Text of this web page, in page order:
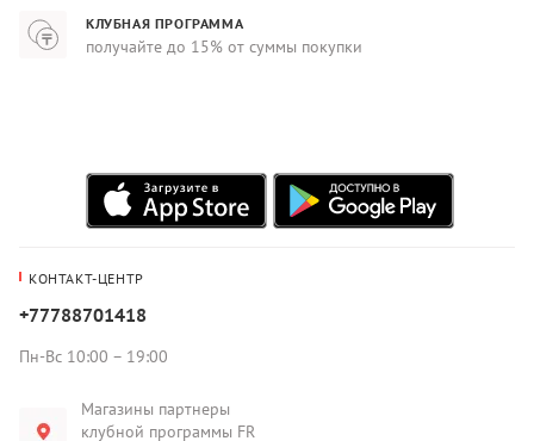
КЛУБНАЯ ПРОГРАММА
получайте до 15% от суммы покупки
КОНТАКТ-ЦЕНТР
+77788701418
Пн-Вс 10:00 – 19:00
Магазины партнеры
клубной программы FR